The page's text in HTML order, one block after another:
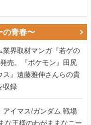
の青春〜
業界取材マンガ『若ゲの
売。『ポケモン』田尻
ス』遠藤雅伸さんらの貴
収録
イマス/ガンダム 戦場
な王様のわがままなニー